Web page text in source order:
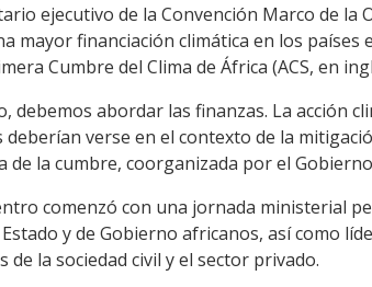
ejecutivo de la Convención Marco de la
mayor financiación climática en los
Cumbre del Clima de África (ACS, en
debemos abordar las finanzas. La acción
deberían verse en el contexto de la
de la cumbre, coorganizada por el
comenzó con una jornada ministerial
y de Gobierno africanos, así como
de la sociedad civil y el sector privado.